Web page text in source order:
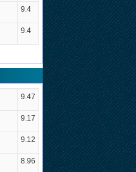
9.4
9.4
9.47
9.17
9.12
8.96